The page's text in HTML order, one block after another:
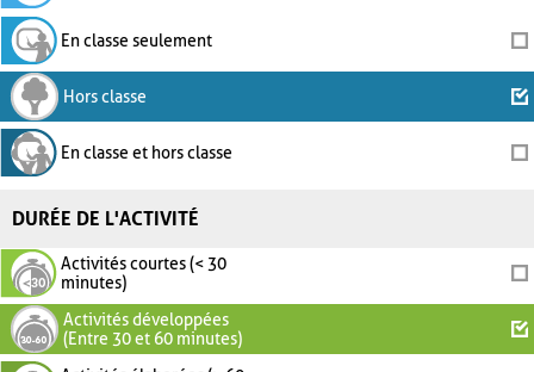
En classe seulement
Hors classe
En classe et hors classe
DURÉE DE L'ACTIVITÉ
Activités courtes (< 30
minutes)
Activités développées
(Entre 30 et 60 minutes)